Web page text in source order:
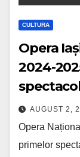
CULTURA
Opera
2024-
AUGUST 2,
Opera
primelor